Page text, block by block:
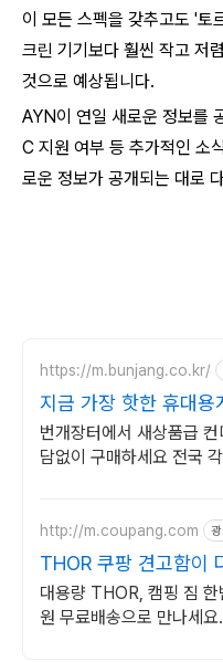
이 모든 스펙을 갖추고도 '토
크린 기기보다 훨씬 작고 저
것으로 예상됩니다.
AYN이 연일 새로운 정보를
C 지원 여부 등 추가적인 소
로운 정보가 공개되는 대로
https://m.bunjang.co.kr/
지금 가장 핫한 휴대용
대 브랜드 중고거래
번개장터에서 새상품급
담없이 구매하세요 전국
http://m.coupang.com
THOR 쿠팡 견고함이
대용량 THOR, 캠핑 짐 한
원 무료배송으로 만나세요